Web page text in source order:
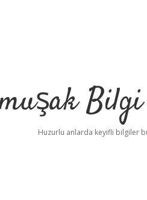
Bilgi
Huzurlu anlarda keyifli bilgiler